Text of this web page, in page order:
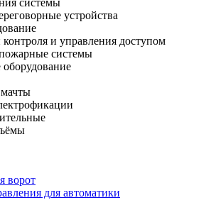
cистемы
устройства
и управления доступом
системы
ворот
для автоматики